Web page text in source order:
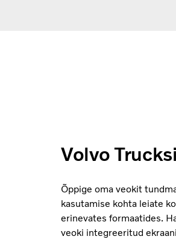
Volvo
Õppige oma veokit
kasutamise kohta leiate
erinevates formaatides.
veoki integreeritud